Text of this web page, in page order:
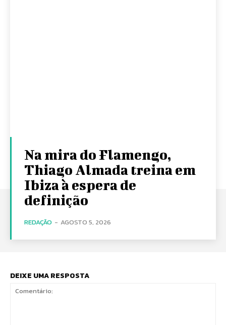
Na mira do Flamengo,
Thiago Almada treina em
Ibiza à espera de
definição
REDAÇÃO - AGOSTO 5, 2026
DEIXE UMA RESPOSTA